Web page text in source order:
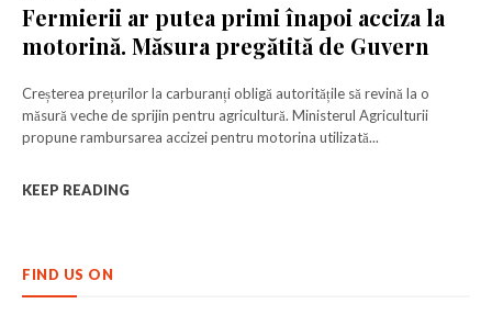
Fermierii ar putea primi înapoi acciza la
motorină. Măsura pregătită de Guvern
Creșterea prețurilor la carburanți obligă autoritățile să revină la o
măsură veche de sprijin pentru agricultură. Ministerul Agriculturii
propune rambursarea accizei pentru motorina utilizată...
KEEP READING
FIND US ON